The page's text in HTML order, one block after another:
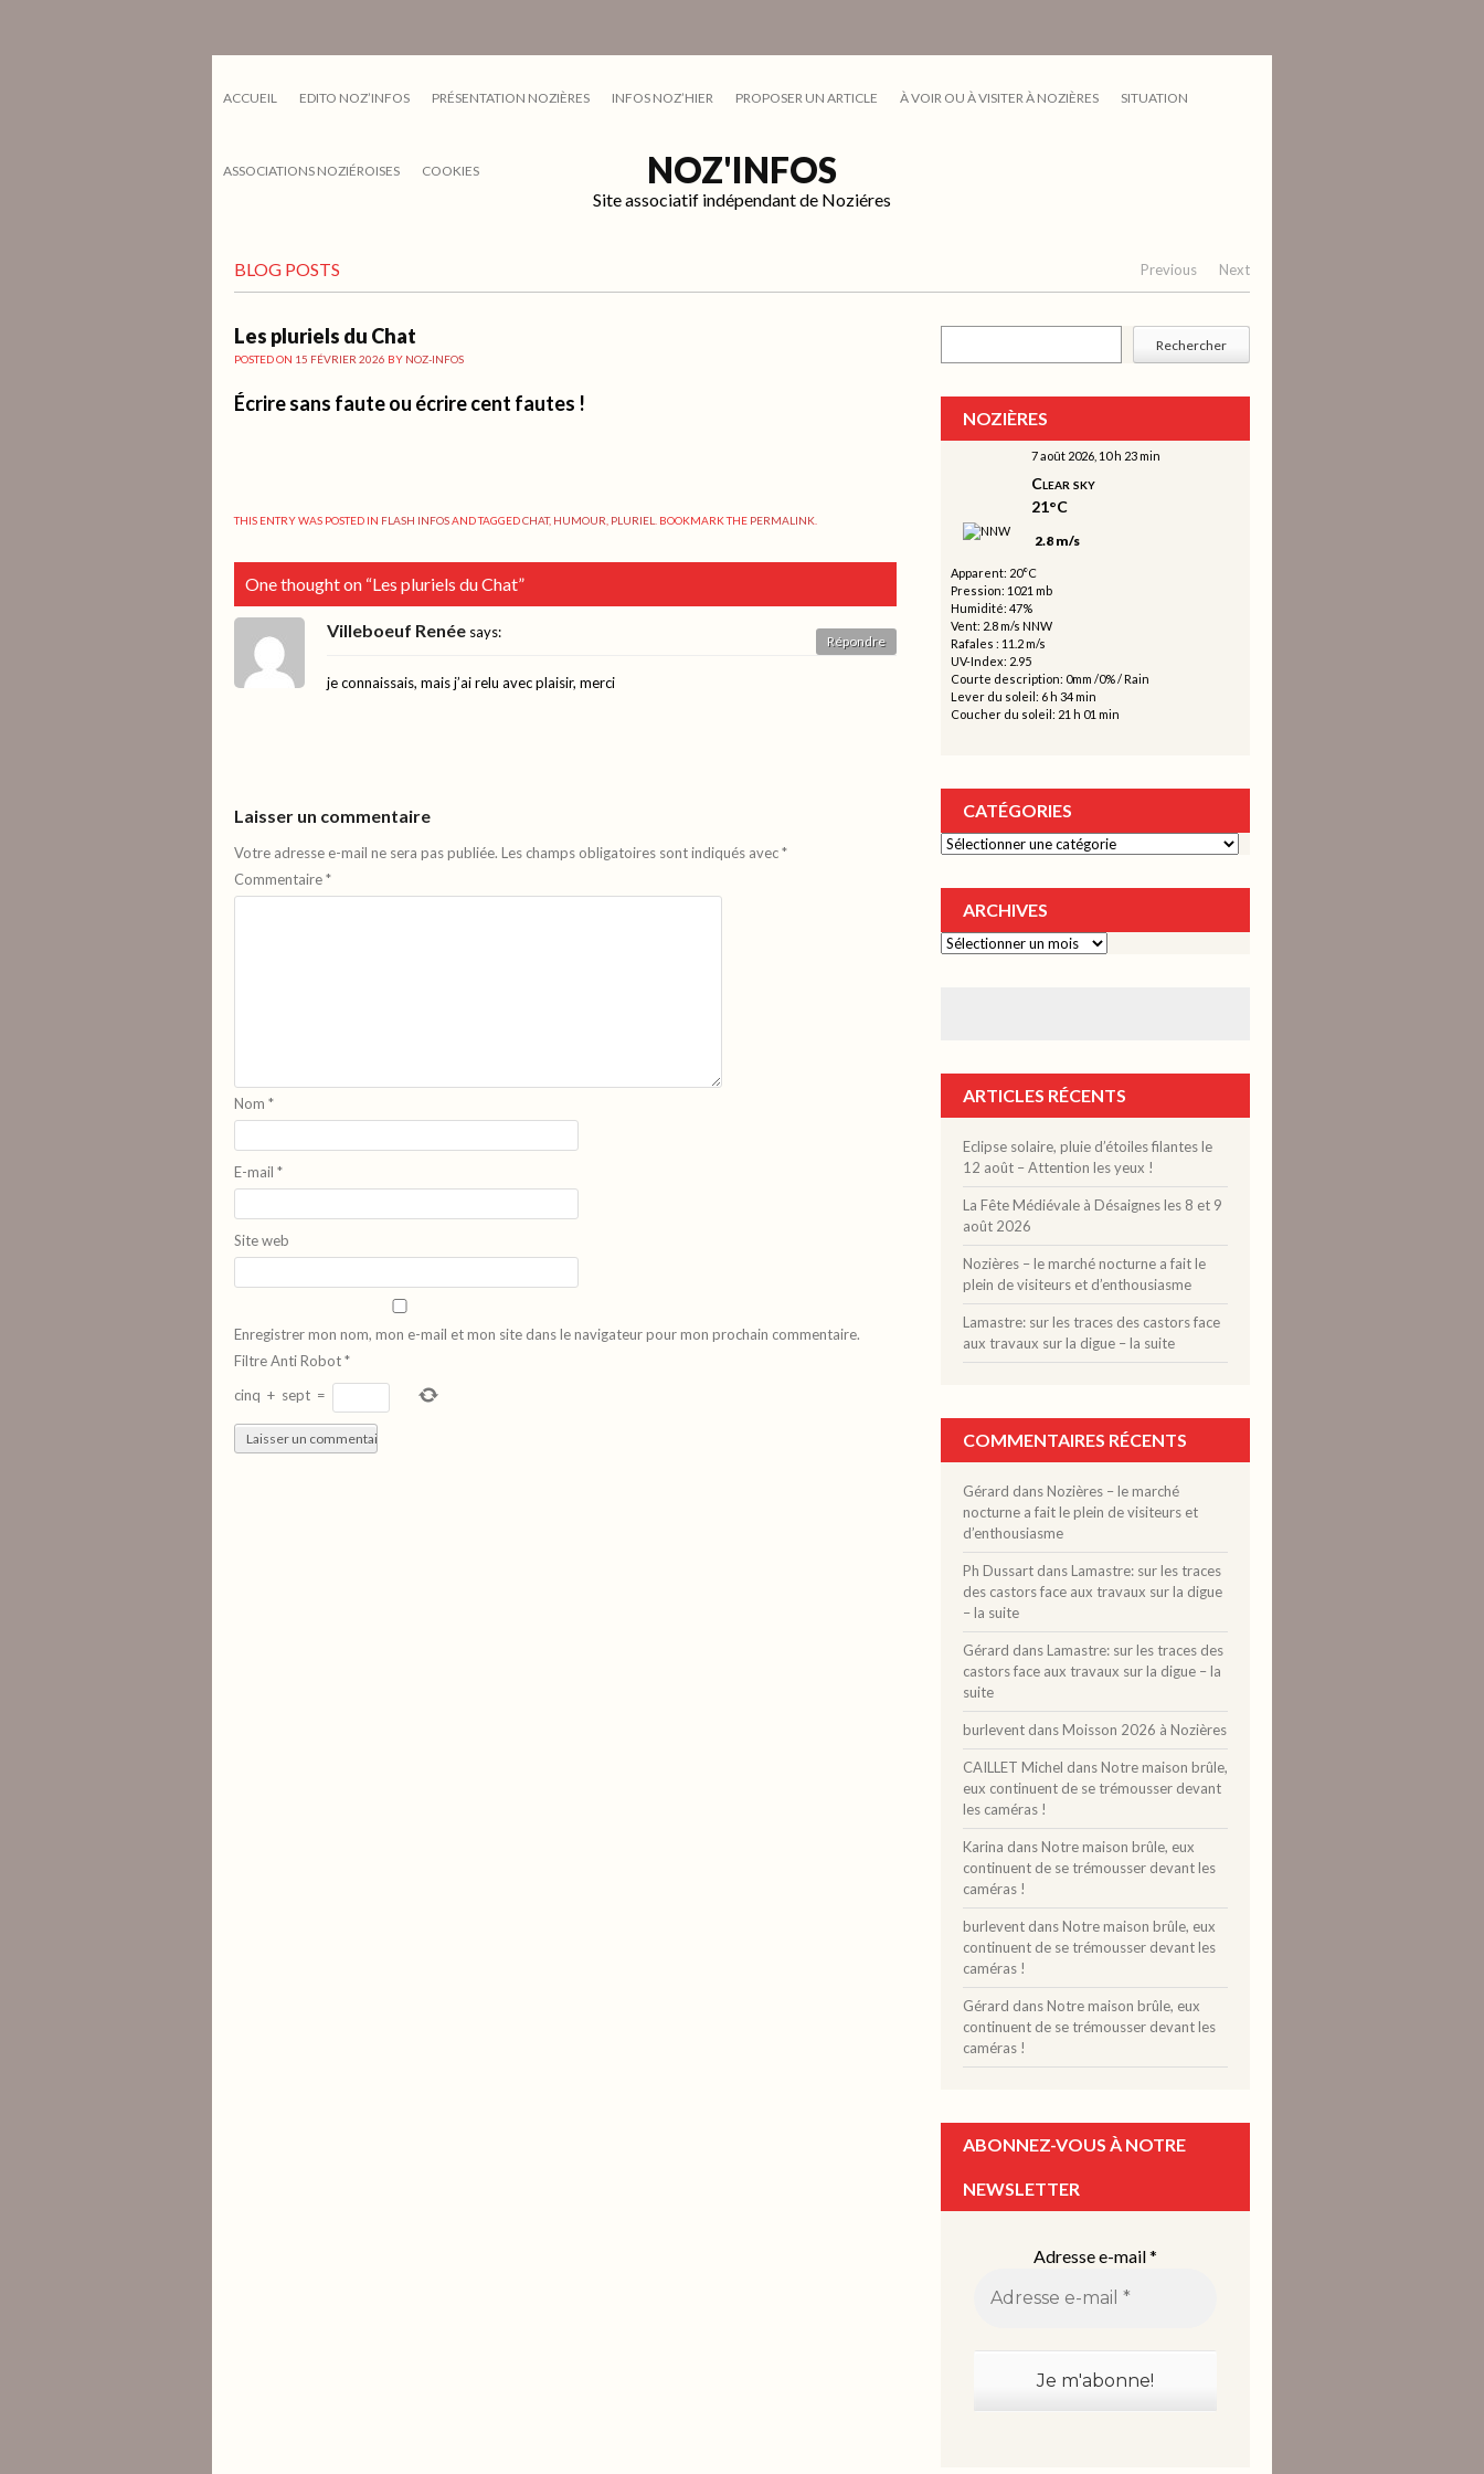
ACCUEIL EDITO NOZ’INFOS PRÉSENTATION NOZIÈRES INFOS NOZ’HIER PROPOSER UN ARTICLE À VOIR OU À VISITER À NOZIÈRES SITUATION
ASSOCIATIONS NOZIÉROISES COOKIES NOZ'INFOS
Site associatif indépendant de Noziéres
BLOG POSTS Previous Next
Les pluriels du Chat
POSTED ON 15 FÉVRIER 2026 BY NOZ-INFOS
Écrire sans faute ou écrire cent fautes !
THIS ENTRY WAS POSTED IN FLASH INFOSAND TAGGEDCHAT, HUMOUR PLURIEL . BOOKMARK THE PERMALINK
One thought on “Les pluriels du Chat”
Villeboeuf Renée says:
Répondre
je connaissais, mais j’ai relu avec plaisir, merci
Laisser un commentaire
Votre adresse e-mail ne sera pas publiée. Les champs obligatoires sont indiqués avec*
Commentaire*
Nom *
E-mail *
Site web
Enregistrer mon nom, mon e-mail et mon site dans le navigateur pour mon prochain commentaire.
Filtre Anti Robot*
cinq + sept =
Rechercher
NOZIÈRES
7 août 2026, 10 h 23 min
Clear sky
21°C
2.8 m/s
Apparent: 20°C
Pression: 1021 mb
Humidité: 47%
Vent: 2.8 m/s NNW
Rafales : 11.2 m/s
UV-Index: 2.95
Courte description: 0mm /0%/Rain
Lever du soleil: 6 h 34 min
Coucher du soleil: 21 h 01 min
CATÉGORIES
Catégories
ARCHIVES
Archives
ARTICLES RÉCENTS
Eclipse solaire, pluie d’étoiles filantes le
12 août – Attention les yeux !
La Fête Médiévale à Désaignes les 8 et 9
août 2026
Nozières – le marché nocturne a fait le
plein de visiteurs et d’enthousiasme
Lamastre: sur les traces des castors face
aux travaux sur la digue – la suite
COMMENTAIRES RÉCENTS
Gérard dansNozières – le marché
nocturne a fait le plein de visiteurs et
d’enthousiasme
Ph Dussart dansLamastre: sur les traces
des castors face aux travaux sur la digue
– la suite
Gérard dansLamastre: sur les traces des
castors face aux travaux sur la digue – la
suite
burlevent dansMoisson 2026 à Nozières
CAILLET Michel dansNotre maison brûle,
eux continuent de se trémousser devant
les caméras !
Karina dansNotre maison brûle, eux
continuent de se trémousser devant les
caméras !
burlevent dansNotre maison brûle, eux
continuent de se trémousser devant les
caméras !
Gérard dansNotre maison brûle, eux
continuent de se trémousser devant les
caméras !
ABONNEZ-VOUS À NOTRE
NEWSLETTER
Adresse e-mail*